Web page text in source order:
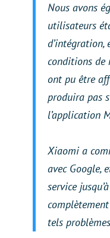
Nous avons
utilisateurs
d’intégration,
conditions de
ont pu être
produira pas
l’application
Xiaomi a
avec Google,
service
tels